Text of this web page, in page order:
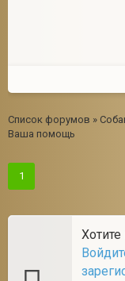
Список форумов »
Ваша помощь
1